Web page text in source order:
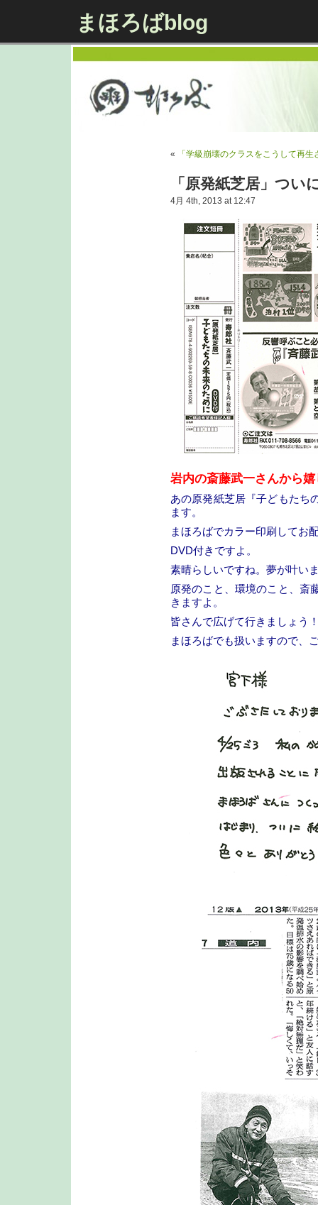
まほろばblog
« 「学級崩壊のクラスをこうして再生
「原発紙芝居」つい
4月 4th, 2013 at 12:47
岩内の斎藤武一さんから
あの原発紙芝居『子どもたち
ます。
まほろばでカラー印刷してお
DVD付きですよ。
素晴らしいですね。夢が叶い
原発のこと、環境のこと、斎
きますよ。
皆さんで広げて行きましょう
まほろばでも扱いますので、